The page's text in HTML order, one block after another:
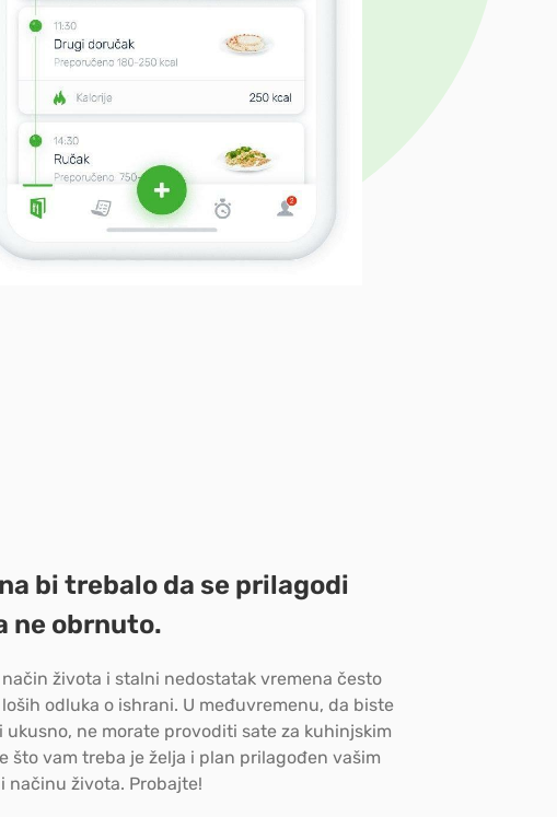
bi trebalo da se prilagodi
ne obrnuto.
života i stalni nedostatak vremena često
odluka o ishrani. U međuvremenu, da biste
ukusno, ne morate provoditi sate za kuhinjskim
što vam treba je želja i plan prilagođen vašim
načinu života. Probajte!